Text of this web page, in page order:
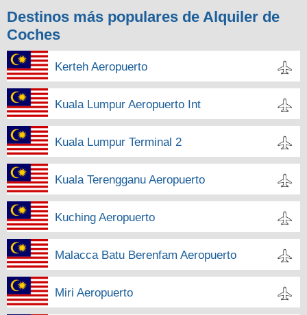
Destinos más populares de Alquiler de
Coches
Kerteh Aeropuerto
Kuala Lumpur Aeropuerto Int
Kuala Lumpur Terminal 2
Kuala Terengganu Aeropuerto
Kuching Aeropuerto
Malacca Batu Berenfam Aeropuerto
Miri Aeropuerto